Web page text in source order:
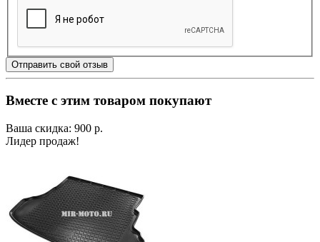
Отправить свой отзыв
Вместе с этим товаром покупают
Ваша скидка: 900 р.
Лидер продаж!